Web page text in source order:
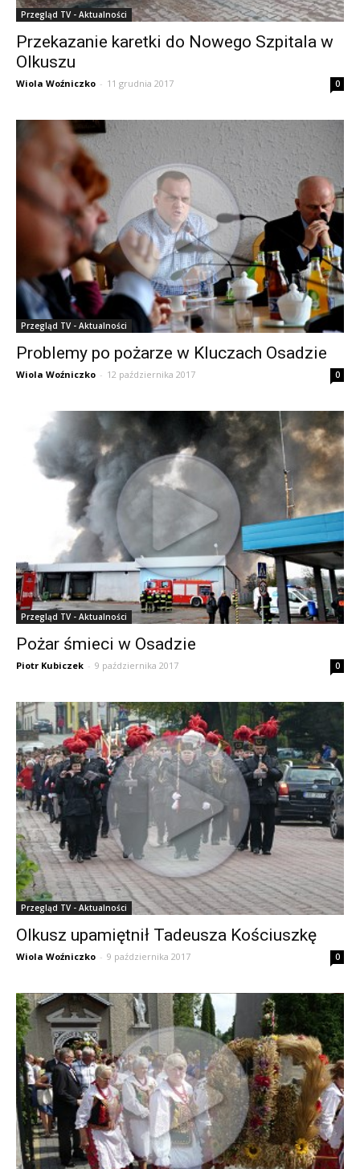
Przegląd TV - Aktualności
Przekazanie karetki do Nowego Szpitala w
Olkuszu
Wiola Woźniczko - 11 grudnia 2017 0
Przegląd TV - Aktualności
Problemy po pożarze w Kluczach Osadzie
Wiola Woźniczko - 12 października 2017 0
Przegląd TV - Aktualności
Pożar śmieci w Osadzie
Piotr Kubiczek - 9 października 2017 0
Przegląd TV - Aktualności
Olkusz upamiętnił Tadeusza Kościuszkę
Wiola Woźniczko - 9 października 2017 0